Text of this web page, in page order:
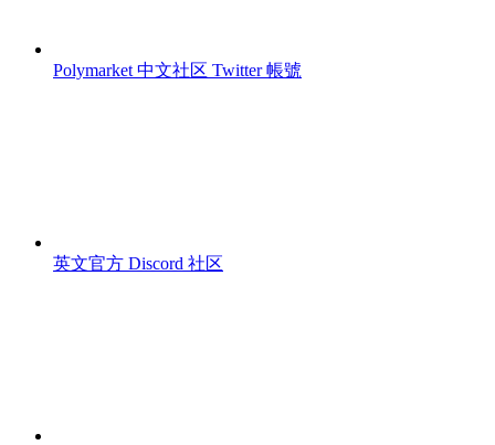
Polymarket 中文社区 Twitter 帳號
英文官方 Discord 社区